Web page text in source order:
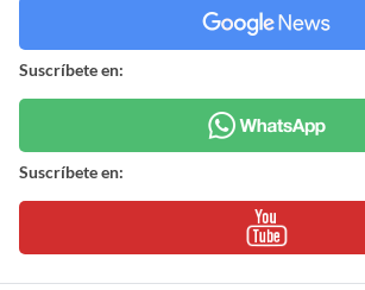
Suscríbete en:
Suscríbete en: